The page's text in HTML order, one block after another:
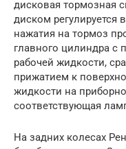
дисковая тормозная
диском
нажатия на тормоз
главного цилиндра
рабочей жидкости,
прижатием к
жидкости на
соответствующая
На задних колесах